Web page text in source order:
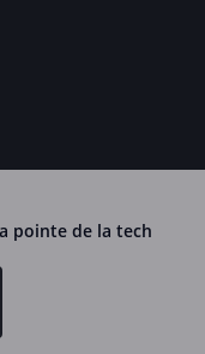
pointe de la tech